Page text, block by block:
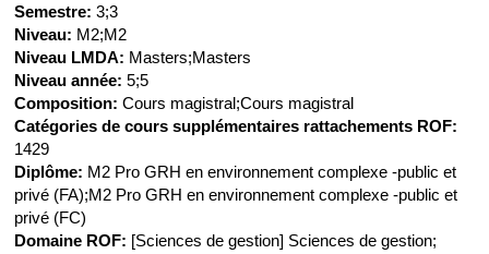
Semestre: 3;3
Niveau: M2;M2
Niveau LMDA: Masters;Masters
Niveau année: 5;5
Composition: Cours magistral;Cours magistral
Catégories de cours supplémentaires rattachements ROF:
1429
Diplôme: M2 Pro GRH en environnement complexe -public et
privé (FA);M2 Pro GRH en environnement complexe -public et
privé (FC)
Domaine ROF: [Sciences de gestion] Sciences de gestion;